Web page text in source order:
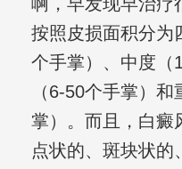
按照皮损面积分为
个手掌）、中度（
（6-50个手掌）
掌）。而且，白癜
点状的、斑块状的